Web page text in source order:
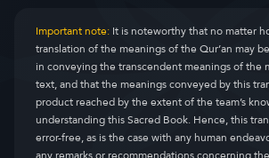
Important note:It is noteworthy that no matter
translation of the meanings of the Qur’an may
in conveying the transcendent meanings of the
text, and that the meanings conveyed by this
product reached by the extent of the team’s
understanding this Sacred Book. Hence, this
error-free, as is the case with any human